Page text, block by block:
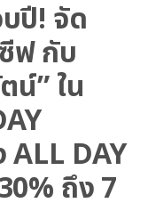
ปี! จัด
ฟ กับ
น์” ใน
ALL DAY
ถึง 7